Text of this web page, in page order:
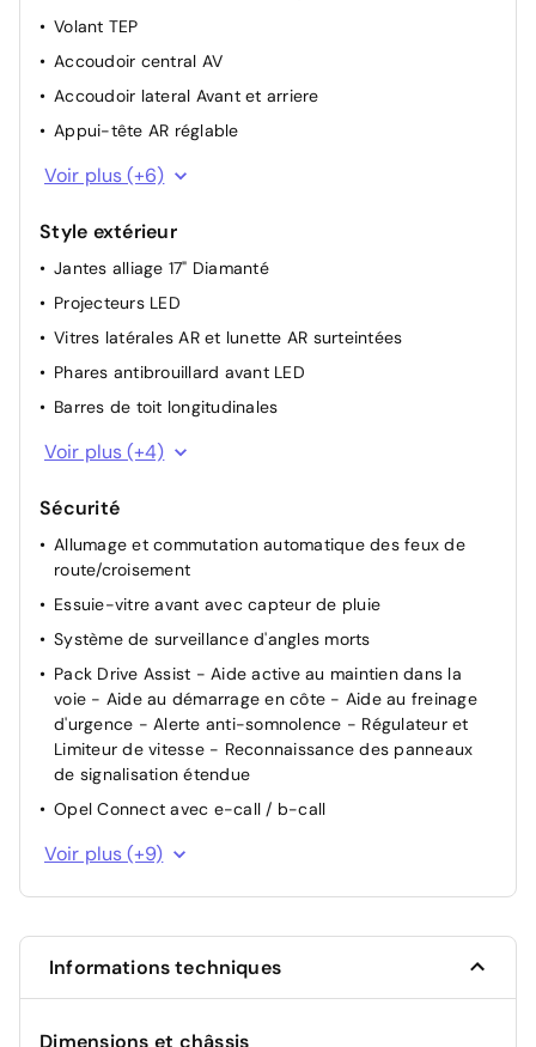
Câble de recharge pour prise domestique
Direction Assistée
Frein de parking électrique
Volant TEP
Accoudoir central AV
Accoudoir lateral Avant et arriere
Appui-tête AR réglable
Appui-tête AV réglable
Commandes multimédia sur volant
Pochettes de rangement à l'AR des sièges AV
Plancher de coffre escamotable
Miroir de courtoisie occultable sans éclairage
Voir plus (+6)
Style extérieur
Jantes alliage 17" Diamanté
Projecteurs LED
Vitres latérales AR et lunette AR surteintées
Phares antibrouillard avant LED
Barres de toit longitudinales
Calandre Opel Vizor
Arches de roues Noir grainé
Poignee exterieure noir
Voir plus (+4)
Sécurité
Allumage et commutation automatique des feux de
route/croisement
Essuie-vitre avant avec capteur de pluie
Système de surveillance d'angles morts
Pack Drive Assist - Aide active au maintien dans la
voie - Aide au démarrage en côte - Aide au freinage
d'urgence - Alerte anti-somnolence - Régulateur et
Limiteur de vitesse - Reconnaissance des panneaux
de signalisation étendue
Opel Connect avec e-call / b-call
Detection sous gonflage indirect avec localisation
Fixations ISOFIX (passager AV et aux places latérales
Kit anti-crevaison
Voir plus (+9)
Informations techniques
Dimensions et châssis